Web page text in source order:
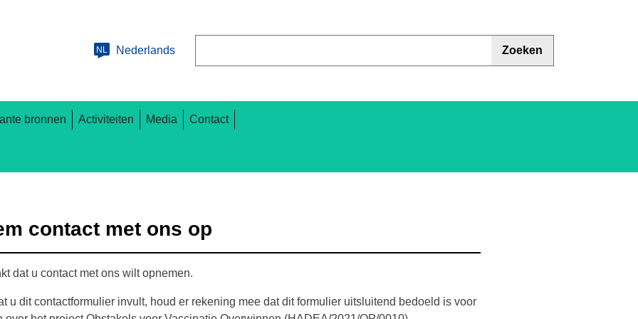
NL Nederlands Zoeken
bronnen Activiteiten Media Contact
contact met ons op
dat u contact met ons wilt opnemen.
u dit contactformulier invult, houd er rekening mee dat dit formulier uitsluitend bedoeld is voor